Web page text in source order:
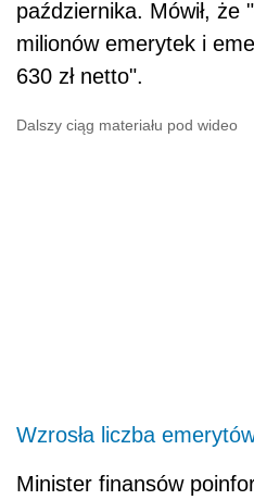
października. Mówił, że
milionów emerytek i
630 zł netto".
Dalszy ciąg materiału pod wideo
Wzrosła liczba
Minister finansów